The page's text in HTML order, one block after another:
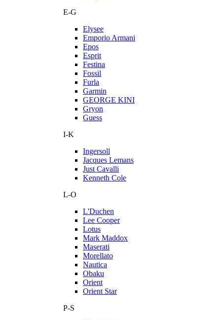
E-G
Elysee
Emporio Armani
Epos
Esprit
Festina
Fossil
Furla
Garmin
GEORGE KINI
Gryon
Guess
I-K
Ingersoll
Jacques Lemans
Just Cavalli
Kenneth Cole
L-O
L'Duchen
Lee Cooper
Lotus
Mark Maddox
Maserati
Morellato
Nautica
Obaku
Orient
Orient Star
P-S